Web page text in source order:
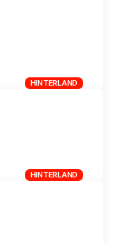
HINTERLAND
HINTERLAND